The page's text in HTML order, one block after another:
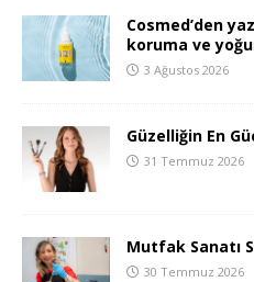
Cosmed’den
koruma ve
3 Ağustos 2026
Güzelliğin En
31 Temmuz 2026
Mutfak Sanatı
30 Temmuz 2026